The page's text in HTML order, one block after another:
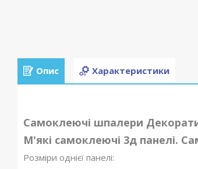
Опис Характеристики
Самоклеючі шпалери
М'які самоклеючі 3д панелі.
Розміри однієї панелі: